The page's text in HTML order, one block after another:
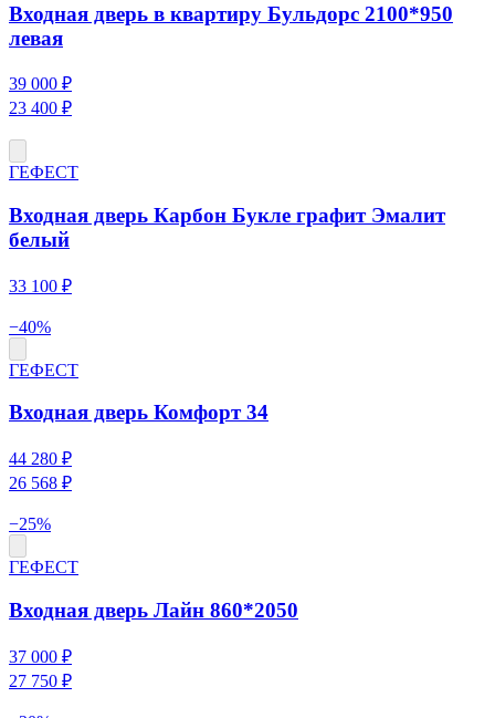
Входная дверь в квартиру Бульдорс 2100*950
левая
39 000 ₽
23 400 ₽
ГЕФЕСТ
Входная дверь Карбон Букле графит Эмалит
белый
33 100 ₽
−40%
ГЕФЕСТ
Входная дверь Комфорт 34
44 280 ₽
26 568 ₽
−25%
ГЕФЕСТ
Входная дверь Лайн 860*2050
37 000 ₽
27 750 ₽